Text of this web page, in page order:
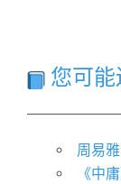
您可能
周易
《中